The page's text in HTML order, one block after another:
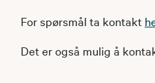
For spørsmål ta kontakt
Det er også mulig å